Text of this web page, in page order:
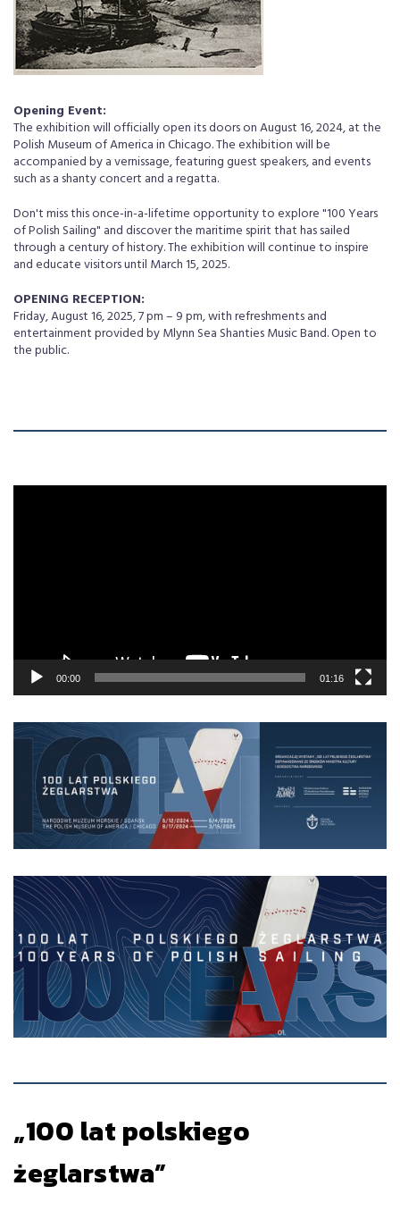
Opening Event:
The exhibition will officially open its doors on August 16, 2024, at the
Polish Museum of America in Chicago. The exhibition will be
accompanied by a vernissage, featuring guest speakers, and events
such as a shanty concert and a regatta.
Don't miss this once-in-a-lifetime opportunity to explore "100 Years
of Polish Sailing" and discover the maritime spirit that has sailed
through a century of history. The exhibition will continue to inspire
and educate visitors until March 15, 2025.
OPENING RECEPTION:
Friday, August 16, 2025, 7 pm – 9 pm, with refreshments and
entertainment provided by Mlynn Sea Shanties Music Band. Open to
the public.
00:00 01:16
„100 lat polskiego
żeglarstwa”